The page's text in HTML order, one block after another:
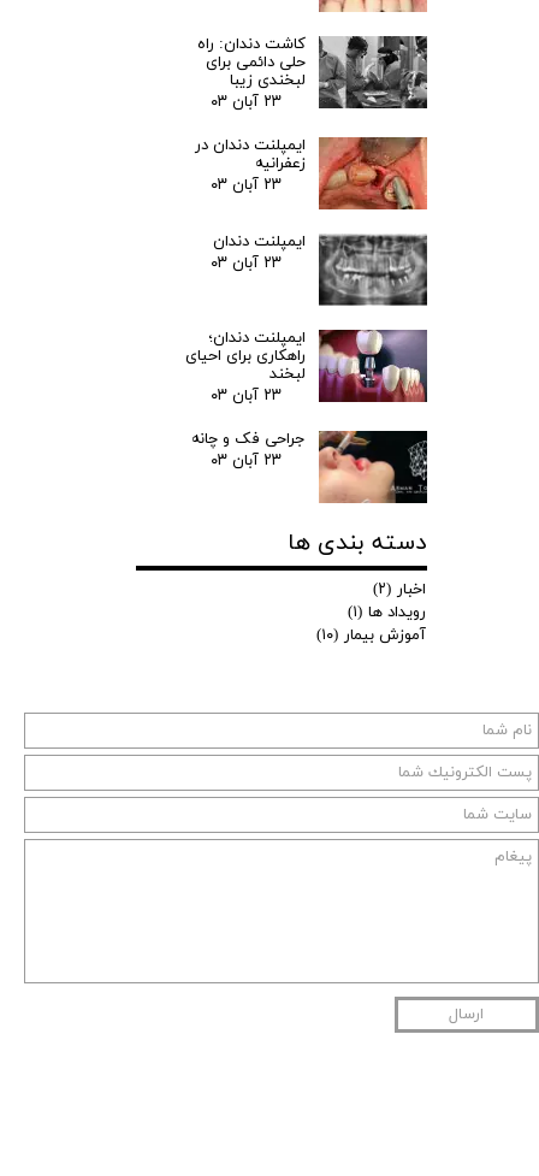
ارسال
کاشت دندان: راه
حلی دائمی برای
لبخندی زیبا
۲۳ آبان ۰۳
ایمپلنت دندان در
زعفرانیه
۲۳ آبان ۰۳
ایمپلنت دندان
۲۳ آبان ۰۳
ایمپلنت دندان؛
راهکاری برای احیای
لبخند
۲۳ آبان ۰۳
جراحی فک و چانه
۲۳ آبان ۰۳
دسته بندی ها
اخبار (۲)
رویداد ها (۱)
آموزش بیمار (۱۰)